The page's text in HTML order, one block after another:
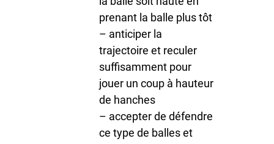
prenant la balle plus tôt
– anticiper la
trajectoire et reculer
suffisamment pour
jouer un coup à hauteur
de hanches
– accepter de défendre
ce type de balles et